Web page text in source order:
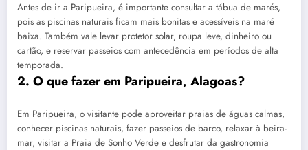
Antes de ir a Paripueira, é importante consultar a tábua de marés,
pois as piscinas naturais ficam mais bonitas e acessíveis na maré
baixa. Também vale levar protetor solar, roupa leve, dinheiro ou
cartão, e reservar passeios com antecedência em períodos de alta
temporada.
2. O que fazer em Paripueira, Alagoas?
Em Paripueira, o visitante pode aproveitar praias de águas calmas,
conhecer piscinas naturais, fazer passeios de barco, relaxar à beira-
mar, visitar a Praia de Sonho Verde e desfrutar da gastronomia